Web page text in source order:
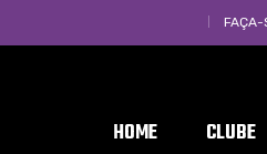
FAÇA-
HOME CLUBE